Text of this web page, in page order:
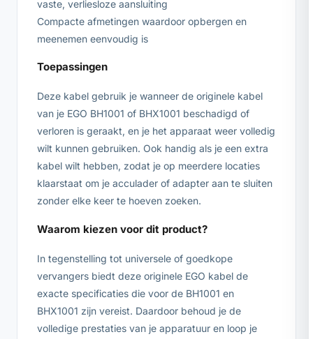
vaste, verliesloze aansluiting
Compacte afmetingen waardoor opbergen en
meenemen eenvoudig is
Toepassingen
Deze kabel gebruik je wanneer de originele kabel
van je EGO BH1001 of BHX1001 beschadigd of
verloren is geraakt, en je het apparaat weer volledig
wilt kunnen gebruiken. Ook handig als je een extra
kabel wilt hebben, zodat je op meerdere locaties
klaarstaat om je acculader of adapter aan te sluiten
zonder elke keer te hoeven zoeken.
Waarom kiezen voor dit product?
In tegenstelling tot universele of goedkope
vervangers biedt deze originele EGO kabel de
exacte specificaties die voor de BH1001 en
BHX1001 zijn vereist. Daardoor behoud je de
volledige prestaties van je apparatuur en loop je